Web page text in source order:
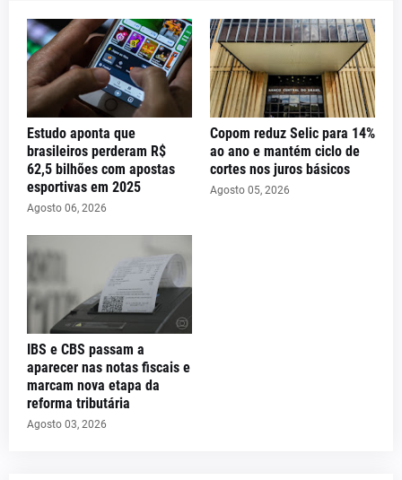
Estudo aponta que
brasileiros perderam R$
62,5 bilhões com apostas
esportivas em 2025
Agosto 06, 2026
Copom reduz Selic para 14%
ao ano e mantém ciclo de
cortes nos juros básicos
Agosto 05, 2026
IBS e CBS passam a
aparecer nas notas fiscais e
marcam nova etapa da
reforma tributária
Agosto 03, 2026